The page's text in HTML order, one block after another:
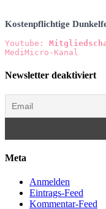
Kostenpflichtige
Youtube:
MediMicro-Kanal
Newsletter deaktiviert
Meta
Anmelden
Eintrags-Feed
Kommentar-Feed